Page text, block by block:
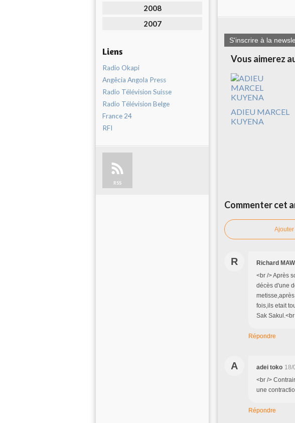
2008
2007
Liens
Radio Okapi
Angêcia Angola Press
Radio Télévision Suisse
Radio Télévision Belge
France 24
RFI
RSS
S'inscrire à la
Vous aimerez
ADIEU MARCEL
KUYENA
Commenter cet
R Richard
<br /> Après
décès d'une
fois,ils etait
Sak
Répondre
A adei toko 18/
<br />
une
Répondre